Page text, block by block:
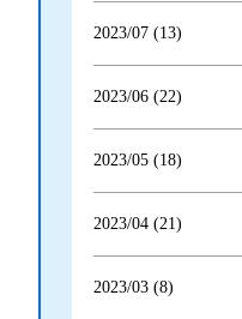
2023/07 (13)
2023/06 (22)
2023/05 (18)
2023/04 (21)
2023/03 (8)